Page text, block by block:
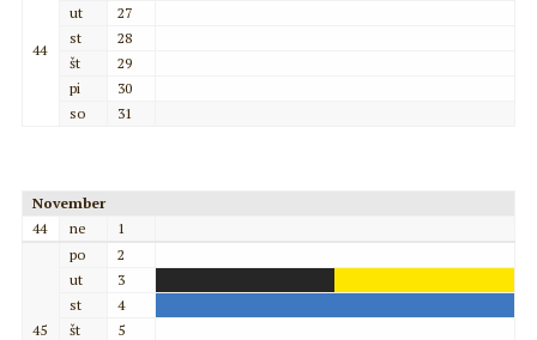
44
ut
27
st
28
št
29
pi
30
so
31
November
44
ne 1
45
po
2
ut
3
st
4
št
5